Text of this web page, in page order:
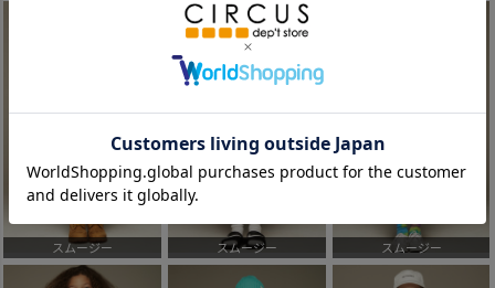
スムージー スムージー スムージー